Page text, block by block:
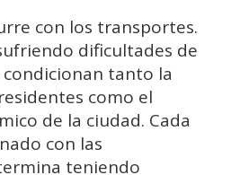
con los transportes.
dificultades de
tanto la
como el
de la ciudad. Cada
con las
teniendo